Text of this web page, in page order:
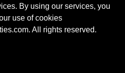
By using our services, you
use of cookies
All rights reserved.